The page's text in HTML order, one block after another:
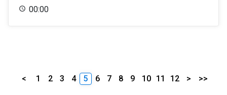
00:00
< 1 2 3 4 5 6 7 8 9 10 11 12 > >>